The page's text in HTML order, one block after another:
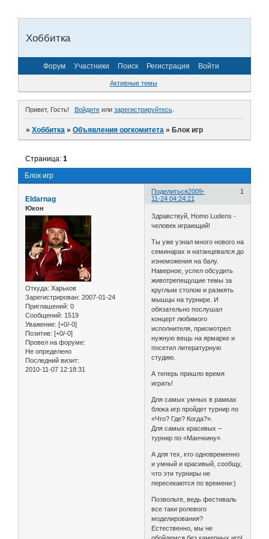
Хоббитка
Форум Участники Поиск Регистрация Войти
Активные темы
Привет, Гость! Войдитеили зарегистрируйтесь.
»Хоббитка »Объявления оргкомитета »Блок игр
Блок игр
Страница:1
Поделиться 1
2009-
11-24 04:24:21
Eldarnag
Юкон
Откуда: Харьков
Зарегистрирован: 2007-01-24
Приглашений: 0
Сообщений: 1519
Уважение: [+0/-0]
Позитив: [+0/-0]
Провел на форуме:
Не определено
Последний визит:
2010-11-07 12:18:31
Здравствуй, Homo Ludens -
человек играющий!
Ты уже узнал много нового на
семинарах и натанцевался до
изнеможения на балу.
Наверное, успел обсудить
животрепещущие темы за
круглым столом и размять
мышцы на турнире. И
обязательно послушал
концерт любимого
исполнителя, присмотрел
нужную вещь на ярмарке и
посетил литературную
студию.
А теперь пришло время
играть!
Для самых умных в рамках
блока игр пройдет турнир по
«Что? Где? Когда?».
Для самых красивых –
турнир по «Манчкину».
А для тех, кто одновременно
и умный и красивый, сообщу,
что эти турниры не
пересекаются по времени:)
Позвольте, ведь фестиваль
все таки ролевого
моделирования?
Естественно, мы не